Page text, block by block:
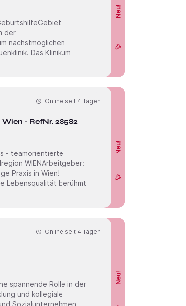
Neu!
nächstmöglichen
Das Klinikum
- RefNr. 28582
Neu!
Online seit 4 Tagen
- teamorientierte
Praxis in Wien!
Lebensqualität berühmt
Neu!
Online seit 4 Tagen
und kollegiale